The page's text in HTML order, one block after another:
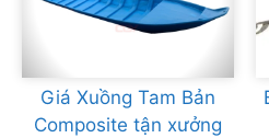
Giá Xuồng Tam Bản
Composite tận xưởng